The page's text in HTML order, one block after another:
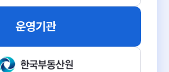
운영기관